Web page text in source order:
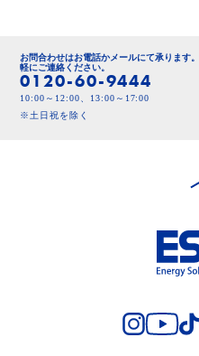
お問合わせはお電話かメールにて承ります。
軽にご連絡ください。
0120-60-9444
10:00～12:00、13:00～17:00
※土日祝を除く